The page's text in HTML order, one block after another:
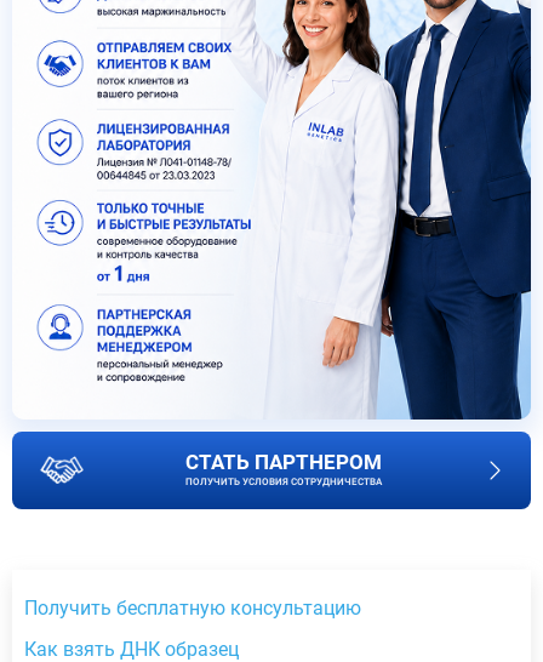
СТАТЬ ПАРТНЕРОМ
ПОЛУЧИТЬ УСЛОВИЯ СОТРУДНИЧЕСТВА
Получить бесплатную консультацию
Как взять ДНК образец